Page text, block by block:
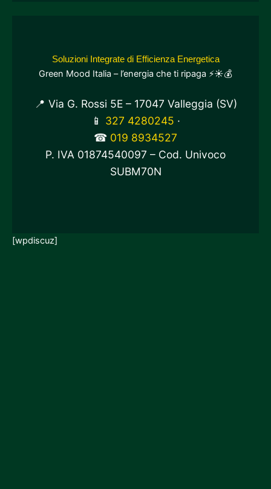
Soluzioni Integrate di Efficienza Energetica
Green Mood Italia – l’energia che ti ripaga ⚡☀️💰
📍 Via G. Rossi 5E – 17047 Valleggia (SV)
📱 327 4280245 ·
☎ 019 8934527
P. IVA 01874540097 – Cod. Univoco
SUBM70N
[wpdiscuz]